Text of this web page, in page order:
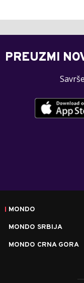
PREUZMI
MONDO
MONDO SRBIJA
MONDO CRNA GORA